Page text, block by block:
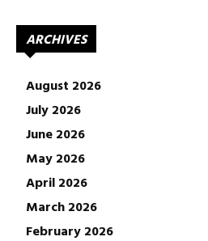
ARCHIVES
August 2026
July 2026
June 2026
May 2026
April 2026
March 2026
February 2026